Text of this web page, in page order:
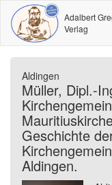
Adalbert
Verlag
Aldingen
Müller, Dipl.-
Geschichte
Aldingen.